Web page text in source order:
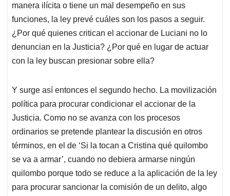
manera ilícita o tiene un mal desempeño en sus
funciones, la ley prevé cuáles son los pasos a seguir.
¿Por qué quienes critican el accionar de Luciani no lo
denuncian en la Justicia? ¿Por qué en lugar de actuar
con la ley buscan presionar sobre ella?
Y surge así entonces el segundo hecho. La movilización
política para procurar condicionar el accionar de la
Justicia. Como no se avanza con los procesos
ordinarios se pretende plantear la discusión en otros
términos, en el de ‘Si la tocan a Cristina qué quilombo
se va a armar’, cuando no debiera armarse ningún
quilombo porque todo se reduce a la aplicación de la ley
para procurar sancionar la comisión de un delito, algo